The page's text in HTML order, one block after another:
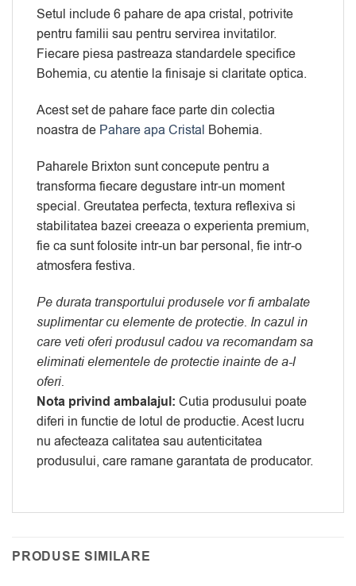
Setul include 6 pahare de apa cristal, potrivite
pentru familii sau pentru servirea invitatilor.
Fiecare piesa pastreaza standardele specifice
Bohemia, cu atentie la finisaje si claritate optica.
Acest set de pahare face parte din colectia
noastra de Pahare apa Cristal Bohemia.
Paharele Brixton sunt concepute pentru a
transforma fiecare degustare intr-un moment
special. Greutatea perfecta, textura reflexiva si
stabilitatea bazei creeaza o experienta premium,
fie ca sunt folosite intr-un bar personal, fie intr-o
atmosfera festiva.
Pe durata transportului produsele vor fi ambalate
suplimentar cu elemente de protectie. In cazul in
care veti oferi produsul cadou va recomandam sa
eliminati elementele de protectie inainte de a-l
oferi.
Nota privind ambalajul: Cutia produsului poate
diferi in functie de lotul de productie. Acest lucru
nu afecteaza calitatea sau autenticitatea
produsului, care ramane garantata de producator.
PRODUSE SIMILARE